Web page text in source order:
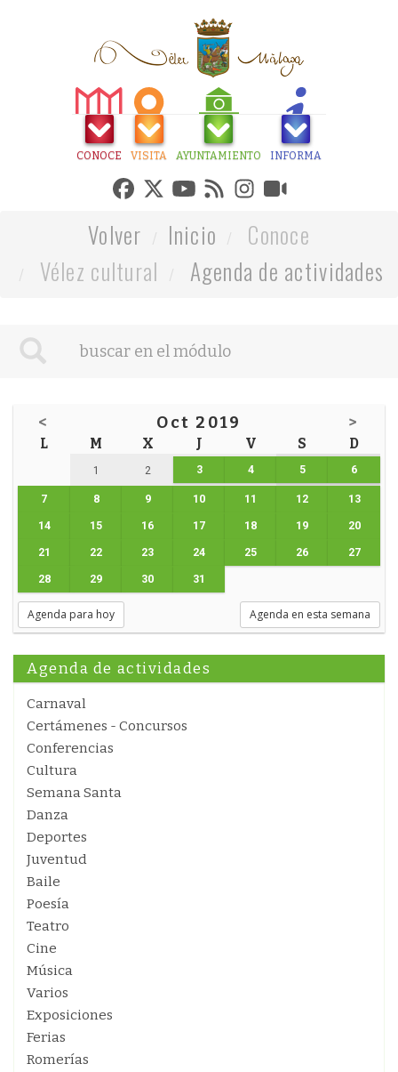
CONOCE VISITA AYUNTAMIENTO INFORMA
Volver Inicio
Conoce
Vélez cultural
Agenda de actividades
< Oct 2019 >
L M X J V S D
1 2 3 4 5 6
7 8 9 10 11 12 13
14 15 16 17 18 19 20
21 22 23 24 25 26 27
28 29 30 31
Agenda para hoy Agenda en esta semana
Agenda de actividades
Carnaval
Certámenes - Concursos
Conferencias
Cultura
Semana Santa
Danza
Deportes
Juventud
Baile
Poesía
Teatro
Cine
Música
Varios
Exposiciones
Ferias
Romerías